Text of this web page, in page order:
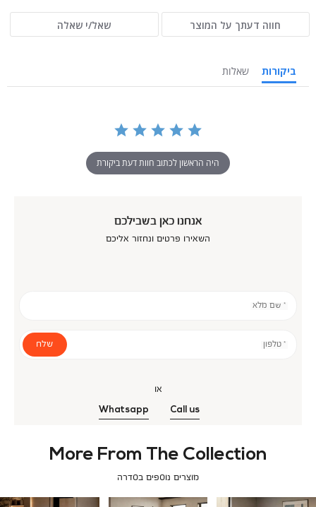
חווה דעתך על המוצר שאל/י שאלה
ביקורות שאלות
היה הראשון לכתוב חוות דעת ביקורת
אנחנו כאן בשבילכם
השאירו פרטים ונחזור אליכם
* שם מלא
* טלפון שלח
או
Call us
Whatsapp
More From The Collection
מוצרים נוספים בסדרה